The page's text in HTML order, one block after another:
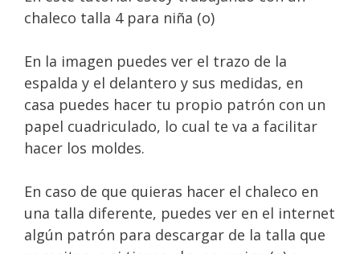
chaleco talla 4 para niña (o)
En la imagen puedes ver el trazo de la
espalda y el delantero y sus medidas, en
casa puedes hacer tu propio patrón con un
papel cuadriculado, lo cual te va a facilitar
hacer los moldes.
En caso de que quieras hacer el chaleco en
una talla diferente, puedes ver en el internet
algún patrón para descargar de la talla que